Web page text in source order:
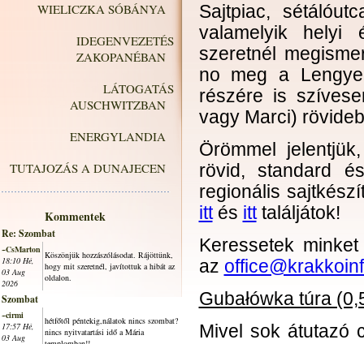
WIELICZKA SÓBÁNYA
IDEGENVEZETÉS
ZAKOPANÉBAN
LÁTOGATÁS
AUSCHWITZBAN
ENERGYLANDIA
TUTAJOZÁS A DUNAJECEN
Kommentek
Re: Szombat
~CsMarton
18:10 Hé,
03 Aug
2026
Köszönjük hozzászólásodat. Rájöttünk,
hogy mit szeretnél, javítottuk a hibát az
oldalon.
Szombat
~cirmi
17:57 Hé,
03 Aug
hétfőtől péntekig,nálatok nincs szombat?
nincs nyitvatartási idő a Mária
Sajtpiac,
valamelyik helyi
szeretnél
no meg a
részére is
vagy Marci)
Örömmel
rövid, standard
regionális
ittés itttaláljátok!
Keressetek
az
Gubałówka túra
Mivel sok átutazó